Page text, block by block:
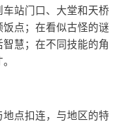
站门口、大堂和天桥
点；在看似古怪的谜
慧；在不同技能的角
点扣连，与地区的特